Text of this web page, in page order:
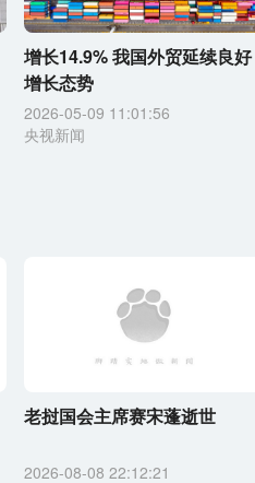
增长14.9% 我国外贸延续良好
增长态势
2026-05-09 11:01:56
央视新闻
老挝国会主席赛宋蓬逝世
2026-08-08 22:12:21